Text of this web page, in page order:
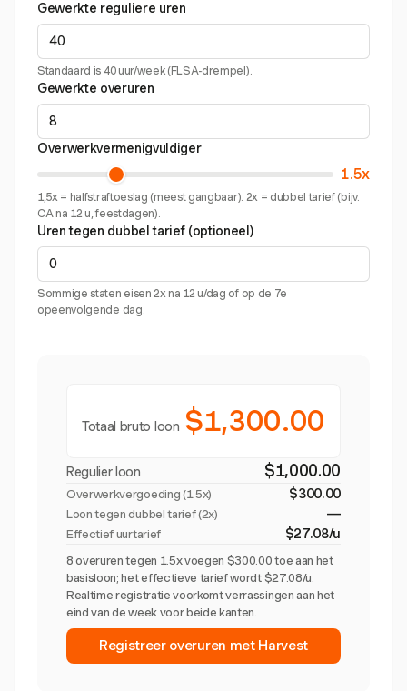
Gewerkte reguliere uren
Standaard is 40 uur/week (FLSA-drempel).
Gewerkte overuren
Overwerkvermenigvuldiger
1.5x
1,5x = halfstraftoeslag (meest gangbaar). 2x = dubbel tarief (bijv.
CA na 12 u, feestdagen).
Uren tegen dubbel tarief (optioneel)
Sommige staten eisen 2x na 12 u/dag of op de 7e
opeenvolgende dag.
Totaal bruto loon $1,300.00
Regulier loon $1,000.00
Overwerkvergoeding (1.5x) $300.00
Loon tegen dubbel tarief (2x) —
Effectief uurtarief $27.08/u
8 overuren tegen 1.5x voegen $300.00 toe aan het
basisloon; het effectieve tarief wordt $27.08/u.
Realtime registratie voorkomt verrassingen aan het
eind van de week voor beide kanten.
Registreer overuren met Harvest